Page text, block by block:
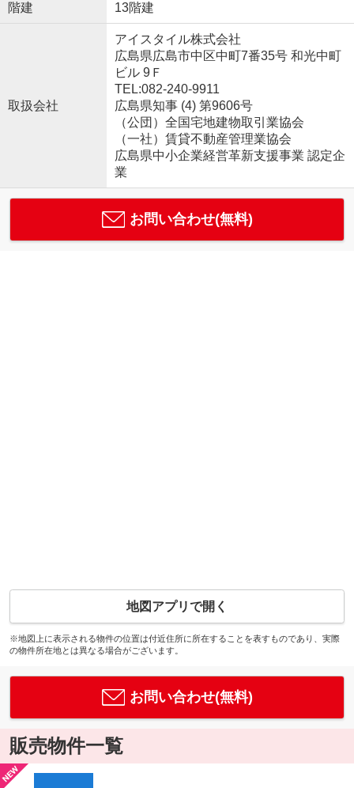
階建 13階建
取扱会社
アイスタイル株式会社
広島県広島市中区中町7番35号 和光中町
ビル 9Ｆ
TEL:082-240-9911
広島県知事 (4) 第9606号
（公団）全国宅地建物取引業協会
（一社）賃貸不動産管理業協会
広島県中小企業経営革新支援事業 認定企
業
お問い合わせ(無料)
地図アプリで開く
※地図上に表示される物件の位置は付近住所に所在することを表すものであり、実際
の物件所在地とは異なる場合がございます。
お問い合わせ(無料)
販売物件一覧